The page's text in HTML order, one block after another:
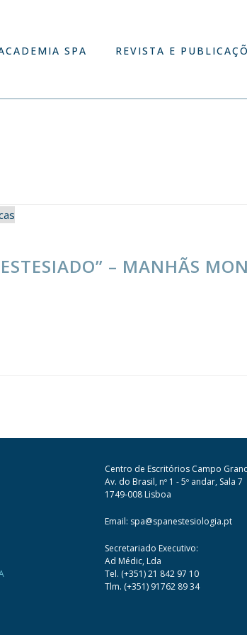
SPA REVISTA E
– MANHÃS
Centro de Escritórios Campo
Av. do Brasil, nº 1 - 5º andar, Sala 7
1749-008 Lisboa
Email: spa@spanestesiologia.pt
Secretariado Executivo:
Ad Médic, Lda
Tel. (+351) 21 842 97 10
Tlm. (+351) 91762 89 34